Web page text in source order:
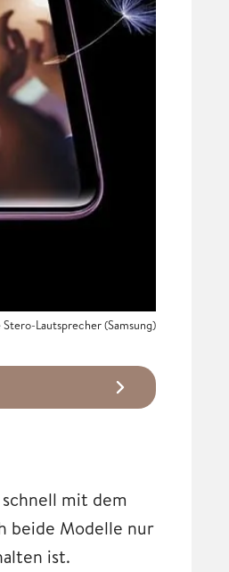
Lautsprecher (Samsung)
mit dem
beide Modelle nur
ist.